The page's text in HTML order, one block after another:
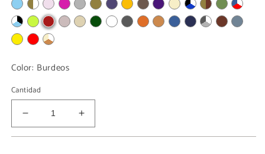
Color: Burdeos
Cantidad
Reducir
cantidad
Aumentar
cantidad